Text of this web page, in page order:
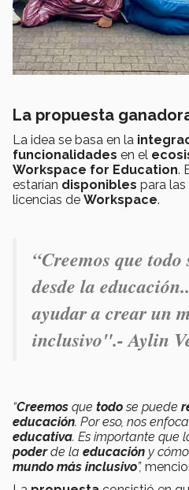
La propuesta
La idea se basa en la
funcionalidades en el
Workspace for Education.
estarían disponibles para las
licencias de Workspace.
“Creemos que
desde la
ayudar a crear un
inclusivo".- Aylin
“Creemos que todose puede
educación. Por eso, nos
educativa. Es importante que
poderde la educación y
mundo más inclusivo”,